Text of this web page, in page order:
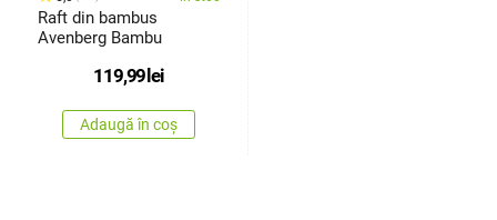
Raft din bambus
Avenberg Bambu
119,99 lei
Adaugă în coș